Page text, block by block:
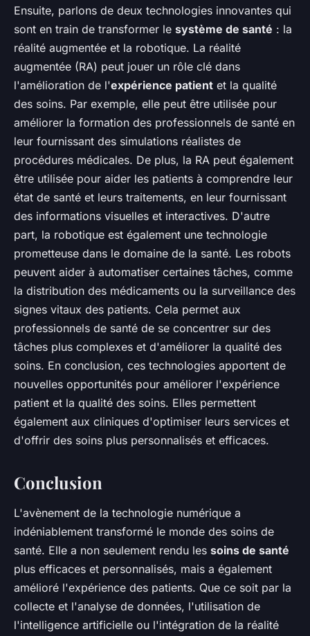
Ensuite, parlons de deux technologies innovantes qui
sont en train de transformer le système de santé : la
réalité augmentée et la robotique. La réalité
augmentée (RA) peut jouer un rôle clé dans
l'amélioration de l'expérience patient et la qualité
des soins. Par exemple, elle peut être utilisée pour
améliorer la formation des professionnels de santé en
leur fournissant des simulations réalistes de
procédures médicales. De plus, la RA peut également
être utilisée pour aider les patients à comprendre leur
état de santé et leurs traitements, en leur fournissant
des informations visuelles et interactives. D'autre
part, la robotique est également une technologie
prometteuse dans le domaine de la santé. Les robots
peuvent aider à automatiser certaines tâches, comme
la distribution des médicaments ou la surveillance des
signes vitaux des patients. Cela permet aux
professionnels de santé de se concentrer sur des
tâches plus complexes et d'améliorer la qualité des
soins. En conclusion, ces technologies apportent de
nouvelles opportunités pour améliorer l'expérience
patient et la qualité des soins. Elles permettent
également aux cliniques d'optimiser leurs services et
d'offrir des soins plus personnalisés et efficaces.
Conclusion
L'avènement de la technologie numérique a
indéniablement transformé le monde des soins de
santé. Elle a non seulement rendu les soins de santé
plus efficaces et personnalisés, mais a également
amélioré l'expérience des patients. Que ce soit par la
collecte et l'analyse de données, l'utilisation de
l'intelligence artificielle ou l'intégration de la réalité